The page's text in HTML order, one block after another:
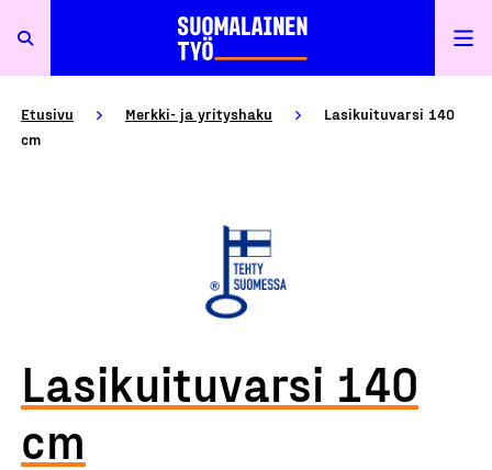
Etusivu Merkki- ja yrityshaku
Lasikuituvarsi 140
cm
Lasikuituvarsi 140
cm